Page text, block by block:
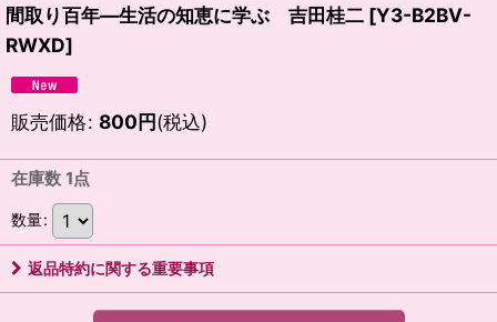
間取り百年―生活の知恵に学ぶ 吉田桂二 [Y3-B2BV-
RWXD]
販売価格: 800円(税込)
在庫数 1点
数量:
返品特約に関する重要事項